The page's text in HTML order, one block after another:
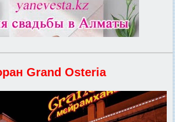
Grand Osteria